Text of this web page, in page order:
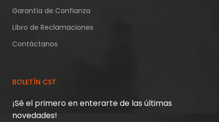
Garantía de Confianza
Libro de Reclamaciones
Contáctanos
BOLETÍN CST
¡Sé el primero en enterarte de las últimas
novedades!